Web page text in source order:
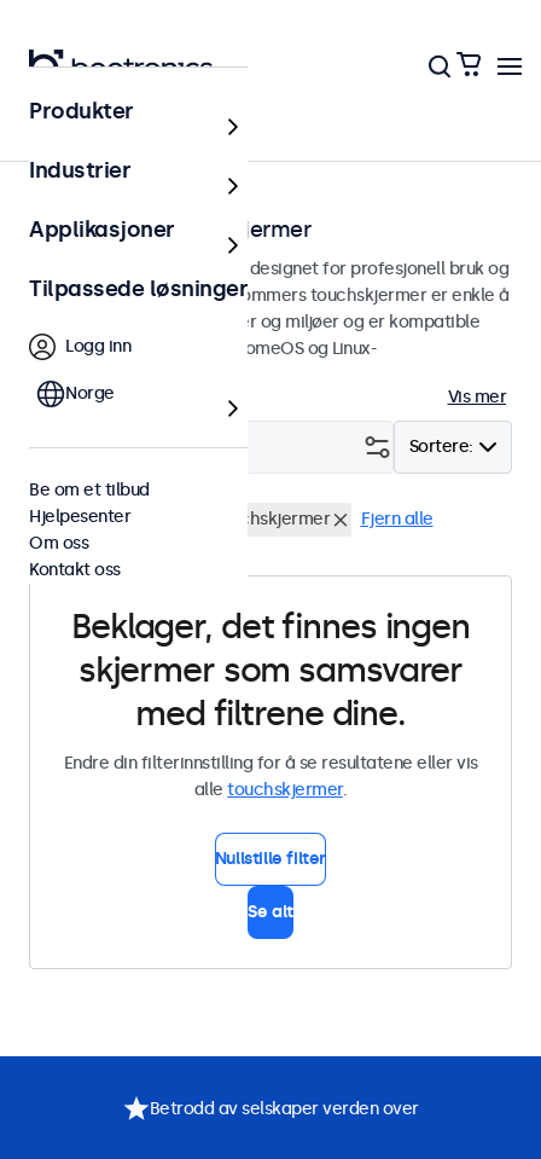
Hjem
32 tommers touchskjermer
32 tommers touchskjermer designet for profesjonell bruk og
kontinuerlig bruk. Våre 32 tommers touchskjermer er enkle å
integrere i alle applikasjoner og miljøer og er kompatible
med Windows, macOS, ChromeOS og Linux-
Vis mer
Sortere:
Filter (0)
USB Mediespiller 32" touchskjermer Fjern alle
Beklager, det finnes ingen
skjermer som samsvarer
med filtrene dine.
Endre din filterinnstilling for å se resultatene eller vis
alletouchskjermer.
Nullstille filter
Se alt
Produkter
Industrier
Applikasjoner
Tilpassede løsninger
Logg inn
Norge
Be om et tilbud
Hjelpesenter
Om oss
Kontakt oss
Betrodd av selskaper verden over